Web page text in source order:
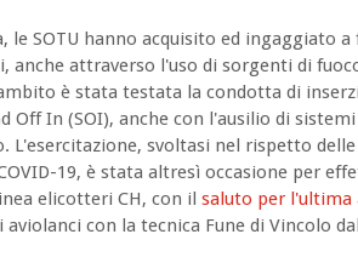
le SOTU hanno acquisito ed ingaggiato
anche attraverso l'uso di sorgenti di
è stata testata la condotta di
Off In (SOI), anche con l'ausilio di
L'esercitazione, svoltasi nel rispetto
19, è stata altresì occasione per
elicotteri CH, con il saluto per l'ultima
con la tecnica Fune di Vincolo